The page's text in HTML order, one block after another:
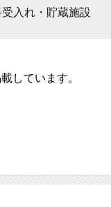
受入れ・貯蔵施設
しています。